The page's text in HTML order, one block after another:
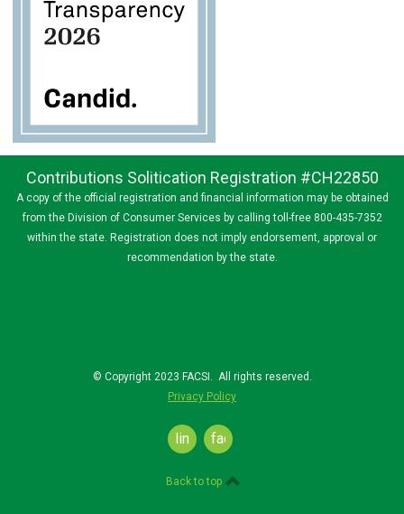
Contributions Solitication Registration #CH22850
A copy of the official registration and financial information may be obtained
from the Division of Consumer Services by calling toll-free 800-435-7352
within the state. Registration does not imply endorsement, approval or
recommendation by the state.
© Copyright 2023 FACSI. All rights reserved.
Privacy Policy
linkedinfacebook
Back to top